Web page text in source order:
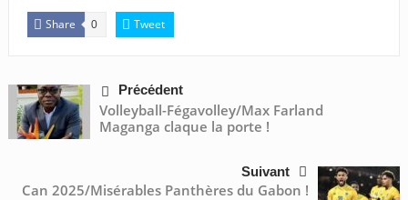
Share 0 Tweet
Précédent
Volleyball-Fégavolley/Max Farland
Maganga claque la porte !
Suivant
Can 2025/Misérables Panthères du Gabon !